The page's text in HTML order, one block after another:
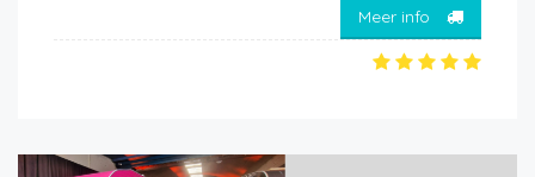
Meer info